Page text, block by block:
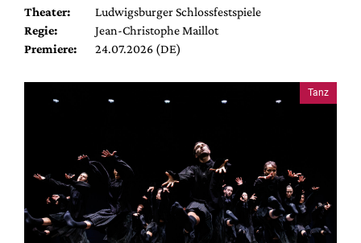
Theater:
Ludwigsburger Schlossfestspiele
Regie:
Jean-Christophe Maillot
Premiere:
24.07.2026 (DE)
Tanz